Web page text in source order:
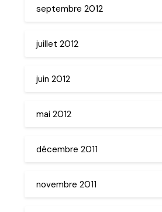
septembre 2012
juillet 2012
juin 2012
mai 2012
décembre 2011
novembre 2011